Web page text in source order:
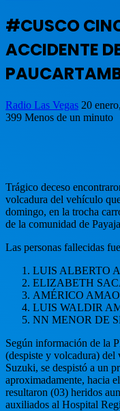
#CUSCO
ACCIDENTE
Radio Las Vegas 20
399 Menos de un minuto
Trágico deceso
volcadura del vehículo
domingo, en la trocha
de la comunidad de
Las personas fallecidas
LUIS ALBERTO
ELIZABETH
AMÉRICO
LUIS WALDIR
NN MENOR DE
Según información de la
(despiste y volcadura)
Suzuki, se despistó a un
aproximadamente, hacia
resultaron (03) heridos
auxiliados al Hospital